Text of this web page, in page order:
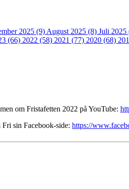
2025 (9) August 2025 (8) Juli 2025
(66) 2022 (58) 2021 (77) 2020 (68)
om Fristafetten 2022 på YouTube:
sin Facebook-side: https://